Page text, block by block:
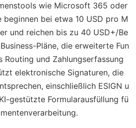
wie Microsoft 365 oder
beginnen bei etwa 10 USD pro M
und reichen bis zu 40 USD+/Be
Pläne, die erweiterte Fun
und Zahlungserfassung
elektronische Signaturen, die
einschließlich ESIGN u
gestützte Formularausfüllung fü